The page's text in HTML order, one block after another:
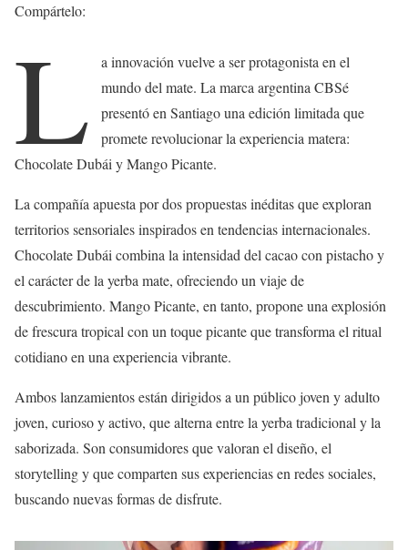
Compártelo:
L
a innovación vuelve a ser protagonista en el
mundo del mate. La marca argentina CBSé
presentó en Santiago una edición limitada que
promete revolucionar la experiencia matera:
Chocolate Dubái y Mango Picante.
La compañía apuesta por dos propuestas inéditas que exploran
territorios sensoriales inspirados en tendencias internacionales.
Chocolate Dubái combina la intensidad del cacao con pistacho y
el carácter de la yerba mate, ofreciendo un viaje de
descubrimiento. Mango Picante, en tanto, propone una explosión
de frescura tropical con un toque picante que transforma el ritual
cotidiano en una experiencia vibrante.
Ambos lanzamientos están dirigidos a un público joven y adulto
joven, curioso y activo, que alterna entre la yerba tradicional y la
saborizada. Son consumidores que valoran el diseño, el
storytelling y que comparten sus experiencias en redes sociales,
buscando nuevas formas de disfrute.